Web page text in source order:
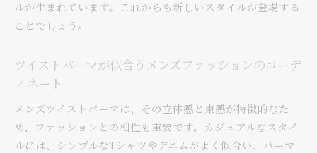
ルが生まれています。これからも新しいスタイルが登場する
ことでしょう。
ツイストパーマが似合うメンズファッションのコーデ
ィネート
メンズツイストパーマは、その立体感と束感が特徴的なた
め、ファッションとの相性も重要です。カジュアルなスタイ
ルには、シンプルなTシャツやデニムがよく似合い、パーマ